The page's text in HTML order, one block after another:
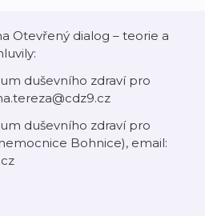
Otevřený dialog – teorie a
duševního zdraví pro
duševního zdraví pro
Bohnice), email: